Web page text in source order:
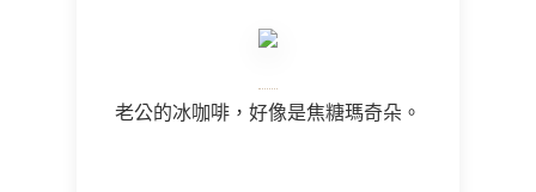
老公的冰咖啡，好像是焦糖瑪奇朵。